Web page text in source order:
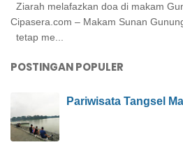
Ziarah melafazkan doa di makam
Cipasera.com – Makam Sunan
tetap me...
POSTINGAN POPULER
Pariwisata Tangsel